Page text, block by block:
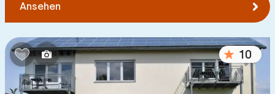
Ansehen
10